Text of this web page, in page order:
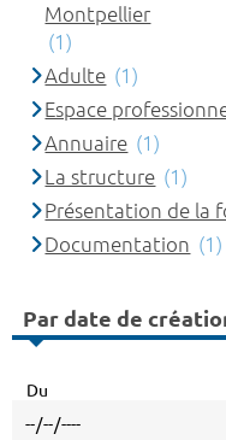
Montpellier
(1)
Adulte (1)
Espace
Annuaire (1)
La structure (1)
Présentation de la
Documentation (1)
Par date de
Du